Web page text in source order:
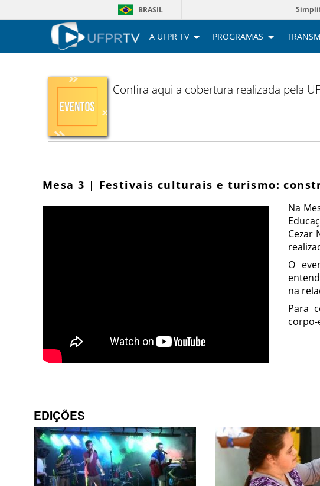
BRASIL
A UFPR TV PROGRAMAS
Confira aqui a cobertura realizada pela
Mesa 3 | Festivais culturais e turismo:
Na
Cezar
O
na
Para
corpo-
EDIÇÕES